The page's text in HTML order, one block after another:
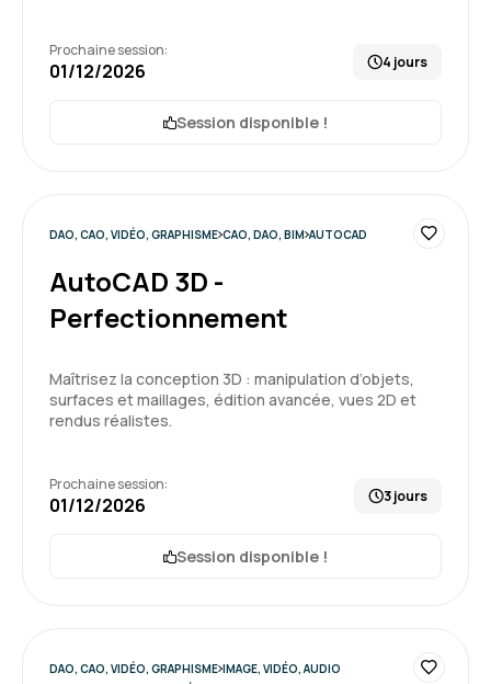
Prochaine session:
01/12/2026 4 jours
Session disponible !
DAO, CAO, VIDÉO, GRAPHISME CAO, DAO, BIM AUTOCAD
AutoCAD 3D -
Perfectionnement
Maîtrisez la conception 3D : manipulation d’objets,
surfaces et maillages, édition avancée, vues 2D et
rendus réalistes.
Prochaine session:
01/12/2026 3 jours
Session disponible !
DAO, CAO, VIDÉO, GRAPHISME IMAGE, VIDÉO, AUDIO